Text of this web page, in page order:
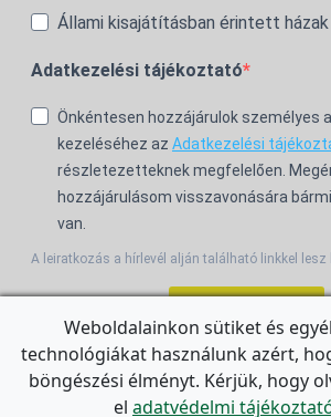
Állami kisajátításban érintett házak
Adatkezelési tájékoztató
Önkéntesen hozzájárulok személyes
kezeléséhez az Adatkezelési
részletezetteknek megfelelően.
hozzájárulásom visszavonására
van.
A leiratkozás a hírlevél alján található linkkel lesz
For the English Newsletter, clickHERE.
Weboldalainkon sütiket és
technológiákat használunk azért,
böngészési élményt. Kérjük, hogy
el adatvédelmi